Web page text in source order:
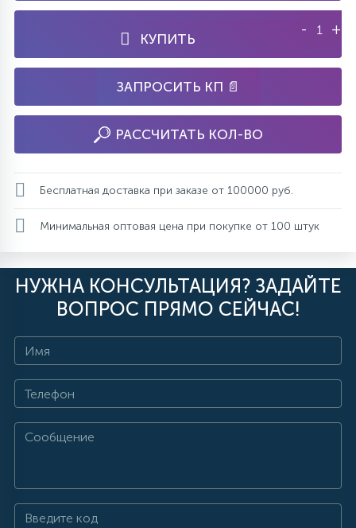
КУПИТЬ
- +
ЗАПРОСИТЬ КП 📄
РАССЧИТАТЬ КОЛ-ВО
Бесплатная доставка при заказе от 100000 руб.
Минимальная оптовая цена при покупке от 100 штук
НУЖНА КОНСУЛЬТАЦИЯ? ЗАДАЙТЕ
ВОПРОС ПРЯМО СЕЙЧАС!